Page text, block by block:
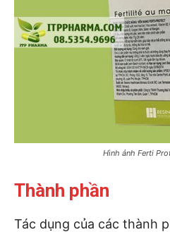
Hình ảnh Ferti
Thành phần
Tác dụng của các thành